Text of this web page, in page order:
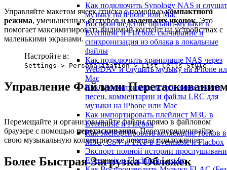
Как подключить Synology NAS и
музыку на iPhone или Mac
Воспроизведение офлайн-музыки в
Evermusic и Flacbox: скачивание и
синхронизация из облака в локальные
файлы
Как подключить хранилище NAS через
WebDAV и слушать музыку на iPhone
Mac
Как просматривать встроенные тексты
песен, комментарии и файлы LRC для
музыки на iPhone или Mac
Как импортировать плейлист M3U в
Evermusic и Flacbox
Как экспортировать коллекцию треков в
M3U, CSV и TXT в Evermusic и Flacbox
Экспорт полной истории
Evermusic и Flacbox в Last.fm
Управляйте макетом ячеек списка с помощьюкомпактного
режима, уменьшенных отступов ималеньких иконок. Это
помогает максимизировать видимый контент на устройствах с
маленькими экранами.
Настройте в:
Settings > Personalization > List Cells Style
Управление Файлами
Перемещайте и организовывайте файлы прямо в файловом
браузере с помощью перетаскивания. Переупорядочивайте
свою музыкальную коллекцию, не покидая приложение.
Более Быстрая Загрузка Обложек